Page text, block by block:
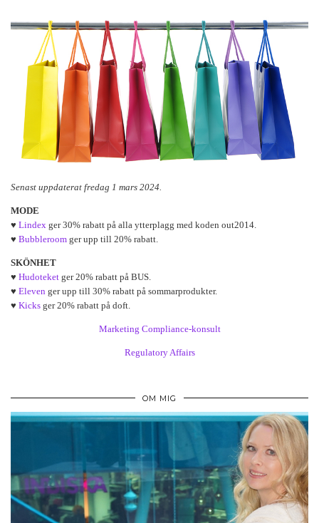
Senast uppdaterat fredag 1 mars 2024.
MODE
♥ Lindex ger 30% rabatt på alla ytterplagg med koden out2014.
♥ Bubbleroom ger upp till 20% rabatt.
SKÖNHET
♥ Hudoteket ger 20% rabatt på BUS.
♥ Eleven ger upp till 30% rabatt på sommarprodukter.
♥ Kicks ger 20% rabatt på doft.
Marketing Compliance-konsult
Regulatory Affairs
OM MIG